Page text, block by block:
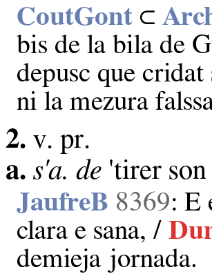
CoutGont ⊂
bis de la bila de
depusc que
ni la mezura
2. v. pr.
a. s'a. de 'tirer
JaufreB 8369: E
clara e sana, /
demieja jornada.